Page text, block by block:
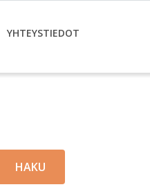
YHTEYSTIEDOT
HAKU